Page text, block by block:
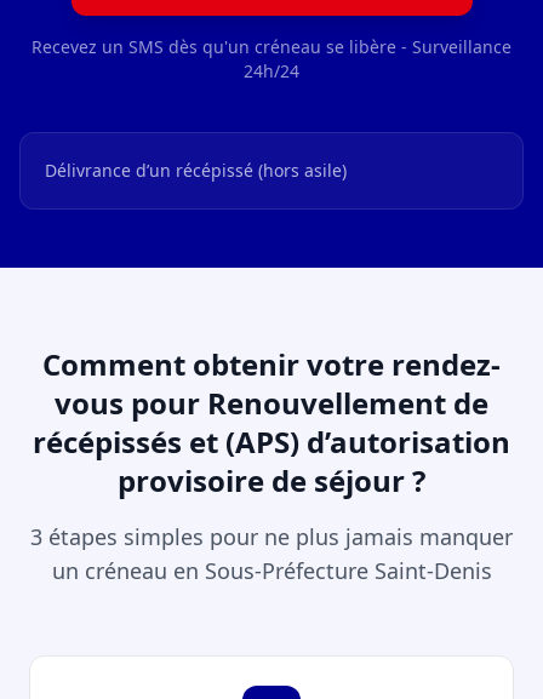
Recevez un SMS dès qu'un créneau se libère - Surveillance
24h/24
Délivrance d’un récépissé (hors asile)
Comment obtenir votre rendez-
vous pour Renouvellement de
récépissés et (APS) d’autorisation
provisoire de séjour ?
3 étapes simples pour ne plus jamais manquer
un créneau en Sous-Préfecture Saint-Denis